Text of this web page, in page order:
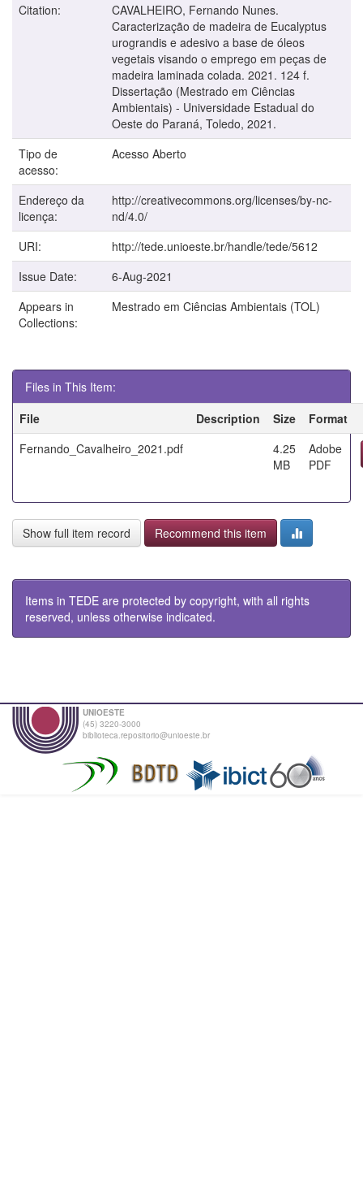
Citation:
CAVALHEIRO, Fernando Nunes.
Caracterização de madeira de Eucalyptus
urograndis e adesivo a base de óleos
vegetais visando o emprego em peças de
madeira laminada colada. 2021. 124 f.
Dissertação (Mestrado em Ciências
Ambientais) - Universidade Estadual do
Oeste do Paraná, Toledo, 2021.
Tipo de
acesso:
Acesso Aberto
Endereço da
licença:
http://creativecommons.org/licenses/by-nc-
nd/4.0/
URI:
http://tede.unioeste.br/handle/tede/5612
Issue Date:
6-Aug-2021
Appears in
Collections:
Mestrado em Ciências Ambientais (TOL)
Files in This Item:
File
Description Size
Format
Fernando_Cavalheiro_2021.pdf
4.25
MB
Adobe
PDF
Show full item record Recommend this item
Items in TEDE are protected by copyright, with all rights
reserved, unless otherwise indicated.
UNIOESTE
(45) 3220-3000
biblioteca.repositorio@unioeste.br